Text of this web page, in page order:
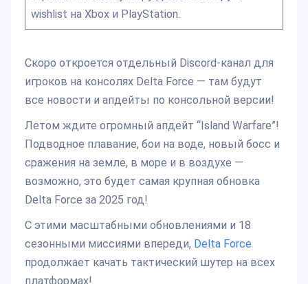
wishlist на Xbox и PlayStation.
Скоро откроется отдельный Discord-канал для
игроков на консолях Delta Force — там будут
все новости и апдейты по консольной версии!
Летом ждите огромный апдейт “Island Warfare”!
Подводное плавание, бои на воде, новый босс и
сражения на земле, в море и в воздухе —
возможно, это будет самая крупная обновка
Delta Force за 2025 год!
С этими масштабными обновлениями и 18
сезонными миссиями впереди, Delta Force
продолжает качать тактический шутер на всех
платформах!